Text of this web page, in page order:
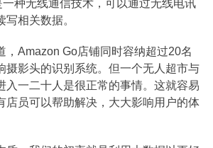
种无线通信技术，可以通过无线电讯
相关数据。
，Amazon Go店铺同时容纳超过20名
摄影头的识别系统。但一个无人超市与
入一二十人是很正常的事情。这就容易
店员可以帮助解决，大大影响用户的体